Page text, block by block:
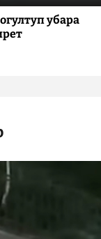
убара